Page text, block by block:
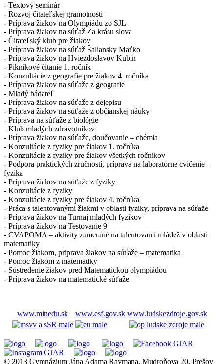
- Textový seminár
- Rozvoj čitateľskej gramotnosti
- Príprava žiakov na Olympiádu zo SJL
- Príprava žiakov na súťaž Za krásu slova
- Čitateľský klub pre žiakov
- Príprava žiakov na súťaž Šaliansky Maťko
- Príprava žiakov na Hviezdoslavov Kubín
- Piknikové čítanie 1. ročník
- Konzultácie z geografie pre žiakov 4. ročníka
- Príprava žiakov na súťaže z geografie
- Mladý bádateľ
- Príprava žiakov na súťaže z dejepisu
- Príprava žiakov na súťaže z občianskej náuky
- Príprava na súťaže z biológie
- Klub mladých zdravotníkov
- Príprava žiakov na súťaže, doučovanie – chémia
- Konzultácie z fyziky pre žiakov 1. ročníka
- Konzultácie z fyziky pre žiakov všetkých ročníkov
- Podpora praktických zručností, príprava na laboratórne cvičenie –
fyzika
- Príprava žiakov na súťaže z fyziky
- Konzultácie z fyziky
- Konzultácie z fyziky pre žiakov 4. ročníka
- Práca s talentovanými žiakmi v oblasti fyziky, príprava na súťaže
- Príprava žiakov na Turnaj mladých fyzikov
- Príprava žiakov na Testovanie 9
- CVAPOMA – aktivity zamerané na talentovanú mládež v oblasti
matematiky
- Pomoc žiakom, príprava žiakov na súťaže – matematika
- Pomoc žiakom z matematiky
- Sústredenie žiakov pred Matematickou olympiádou
- Príprava žiakov na matematické súťaže
www.minedu.sk www.esf.gov.sk www.ludskezdroje.gov.sk
© 2013 Gymnázium Jána Adama Raymana, Mudroňova 20, Prešov